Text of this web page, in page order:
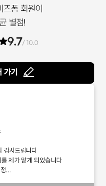
즈폼 회원이
별점!
9.7/ 10.0
가기
감사드립니다
제가 맡게 되었습니다
...